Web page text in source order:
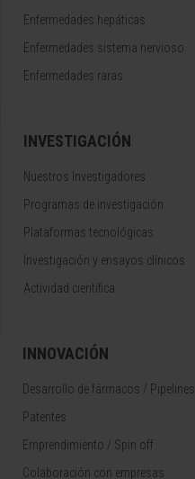
Enfermedades hepáticas
Enfermedades sistema nervioso
Enfermedades raras
INVESTIGACIÓN
Nuestros Investigadores
Programas de investigación
Plataformas tecnológicas
Investigación y ensayos clínicos
Actividad científica
INNOVACIÓN
Desarrollo de fármacos / Pipelines
Patentes
Emprendimiento / Spin off
Colaboración con empresas